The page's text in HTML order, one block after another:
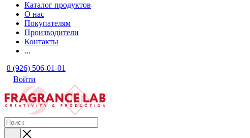
Каталог продуктов
О нас
Покупателям
Производители
Контакты
...
8 (926) 506-01-01
Войти